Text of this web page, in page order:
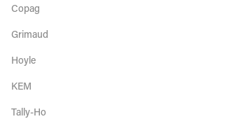
Copag
Grimaud
Hoyle
KEM
Tally-Ho